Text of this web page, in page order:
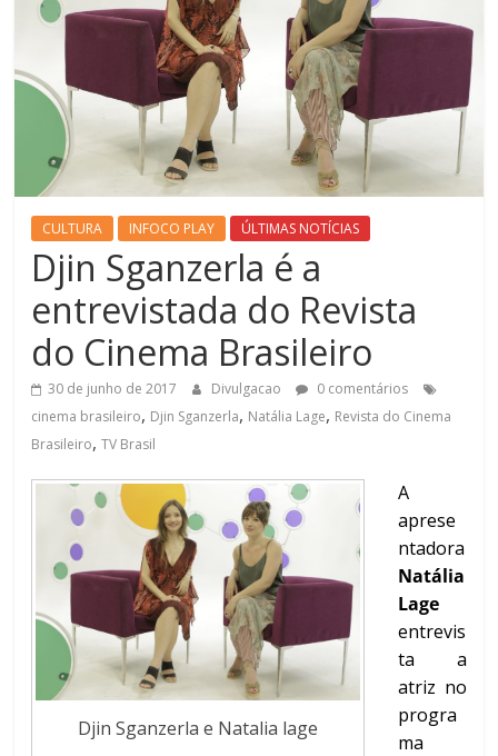
CULTURA INFOCO PLAY ÚLTIMAS NOTÍCIAS
Djin Sganzerla é a
entrevistada do Revista
do Cinema Brasileiro
30 de junho de 2017 Divulgacao
0 comentários
cinema brasileiro, Djin Sganzerla, Natália Lage, Revista do Cinema
Brasileiro,TV Brasil
Djin Sganzerla e Natalia lage
A
aprese
ntadora
Natália
Lage
entrevis
ta a
atriz no
progra
ma